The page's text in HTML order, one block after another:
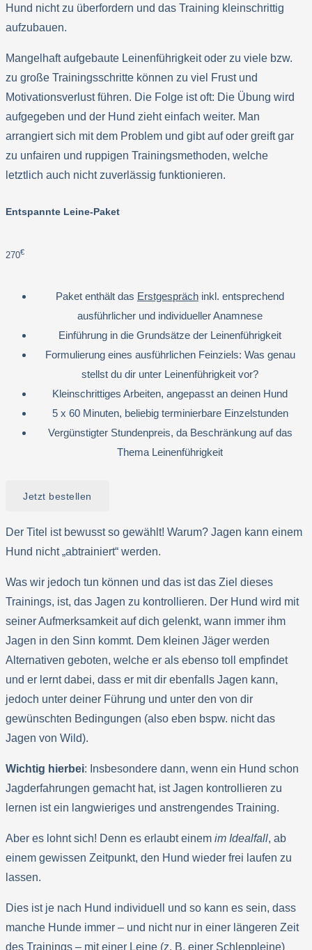
Hund nicht zu überfordern und das Training kleinschrittig
aufzubauen.
Mangelhaft aufgebaute Leinenführigkeit oder zu viele bzw.
zu große Trainingsschritte können zu viel Frust und
Motivationsverlust führen. Die Folge ist oft: Die Übung wird
aufgegeben und der Hund zieht einfach weiter. Man
arrangiert sich mit dem Problem und gibt auf oder greift gar
zu unfairen und ruppigen Trainingsmethoden, welche
letztlich auch nicht zuverlässig funktionieren.
Entspannte Leine-Paket
270€
Paket enthält das Erstgespräch inkl. entsprechend
ausführlicher und individueller Anamnese
Einführung in die Grundsätze der Leinenführigkeit
Formulierung eines ausführlichen Feinziels: Was genau
stellst du dir unter Leinenführigkeit vor?
Kleinschrittiges Arbeiten, angepasst an deinen Hund
5 x 60 Minuten, beliebig terminierbare Einzelstunden
Vergünstigter Stundenpreis, da Beschränkung auf das
Thema Leinenführigkeit
Jetzt bestellen
Der Titel ist bewusst so gewählt! Warum? Jagen kann einem
Hund nicht „abtrainiert“ werden.
Was wir jedoch tun können und das ist das Ziel dieses
Trainings, ist, das Jagen zu kontrollieren. Der Hund wird mit
seiner Aufmerksamkeit auf dich gelenkt, wann immer ihm
Jagen in den Sinn kommt. Dem kleinen Jäger werden
Alternativen geboten, welche er als ebenso toll empfindet
und er lernt dabei, dass er mit dir ebenfalls Jagen kann,
jedoch unter deiner Führung und unter den von dir
gewünschten Bedingungen (also eben bspw. nicht das
Jagen von Wild).
Wichtig hierbei: Insbesondere dann, wenn ein Hund schon
Jagderfahrungen gemacht hat, ist Jagen kontrollieren zu
lernen ist ein langwieriges und anstrengendes Training.
Aber es lohnt sich! Denn es erlaubt einem im Idealfall, ab
einem gewissen Zeitpunkt, den Hund wieder frei laufen zu
lassen.
Dies ist je nach Hund individuell und so kann es sein, dass
manche Hunde immer – und nicht nur in einer längeren Zeit
des Trainings – mit einer Leine (z. B. einer Schleppleine)